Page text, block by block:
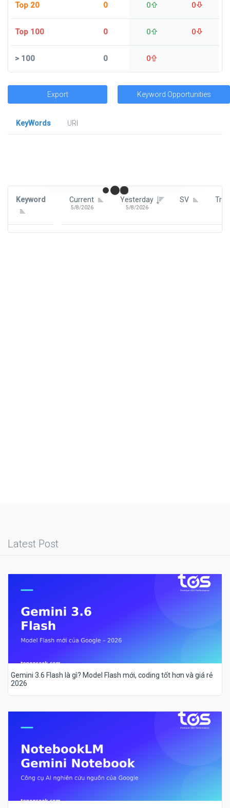
Top 20 0 0 0
Top 100 0 0 0
>100 0 0
Export Keyword Opportunities
KeyWords
URl
Keyword Current
5/8/2026
Yesterday
5/8/2026
SV
Latest Post
Gemini 3.6 Flash là gì? Model Flash mới, coding tốt hơn và giá rẻ
2026